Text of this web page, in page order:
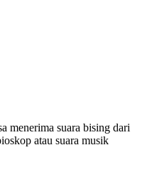
menerima suara bising dari
atau suara musik